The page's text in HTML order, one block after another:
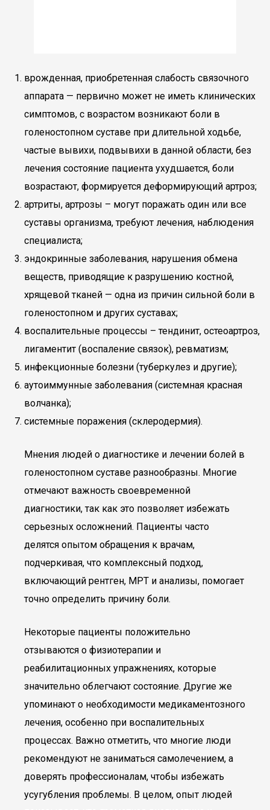
врожденная, приобретенная слабость связочного
аппарата — первично может не иметь клинических
симптомов, с возрастом возникают боли в
голеностопном суставе при длительной ходьбе,
частые вывихи, подвывихи в данной области, без
лечения состояние пациента ухудшается, боли
возрастают, формируется деформирующий артроз;
артриты, артрозы – могут поражать один или все
суставы организма, требуют лечения, наблюдения
специалиста;
эндокринные заболевания, нарушения обмена
веществ, приводящие к разрушению костной,
хрящевой тканей — одна из причин сильной боли в
голеностопном и других суставах;
воспалительные процессы – тендинит, остеоартроз,
лигаментит (воспаление связок), ревматизм;
инфекционные болезни (туберкулез и другие);
аутоиммунные заболевания (системная красная
волчанка);
системные поражения (склеродермия).
Мнения людей о диагностике и лечении болей в
голеностопном суставе разнообразны. Многие
отмечают важность своевременной
диагностики, так как это позволяет избежать
серьезных осложнений. Пациенты часто
делятся опытом обращения к врачам,
подчеркивая, что комплексный подход,
включающий рентген, МРТ и анализы, помогает
точно определить причину боли.
Некоторые пациенты положительно
отзываются о физиотерапии и
реабилитационных упражнениях, которые
значительно облегчают состояние. Другие же
упоминают о необходимости медикаментозного
лечения, особенно при воспалительных
процессах. Важно отметить, что многие люди
рекомендуют не заниматься самолечением, а
доверять профессионалам, чтобы избежать
усугубления проблемы. В целом, опыт людей